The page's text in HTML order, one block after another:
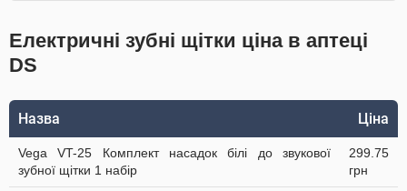
Електричні зубні щітки ціна в аптеці
DS
Назва Ціна
Vega VT-25 Комплект насадок білі до звукової
зубної щітки 1 набір
299.75
грн